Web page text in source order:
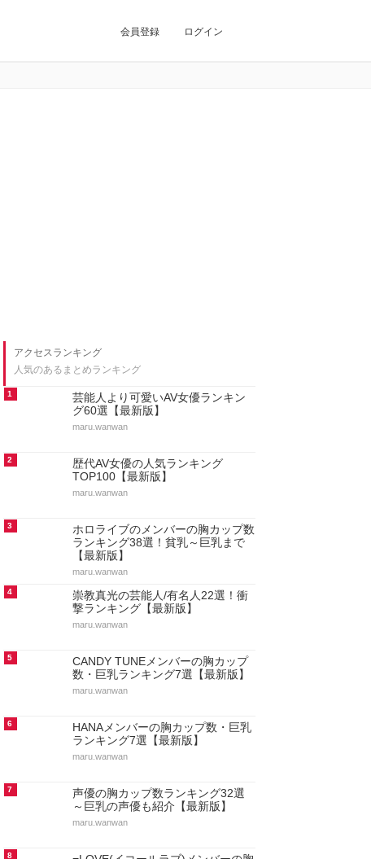
会員登録 ログイン
アクセスランキング
人気のあるまとめランキング
1
芸能人より可愛いAV女優ランキン
グ60選【最新版】
maru.wanwan
2
歴代AV女優の人気ランキング
TOP100【最新版】
maru.wanwan
3
ホロライブのメンバーの胸カップ数
ランキング38選！貧乳～巨乳まで
【最新版】
maru.wanwan
4
崇教真光の芸能人/有名人22選！衝
撃ランキング【最新版】
maru.wanwan
5
CANDY TUNEメンバーの胸カップ
数・巨乳ランキング7選【最新版】
maru.wanwan
6
HANAメンバーの胸カップ数・巨乳
ランキング7選【最新版】
maru.wanwan
7
声優の胸カップ数ランキング32選
～巨乳の声優も紹介【最新版】
maru.wanwan
8